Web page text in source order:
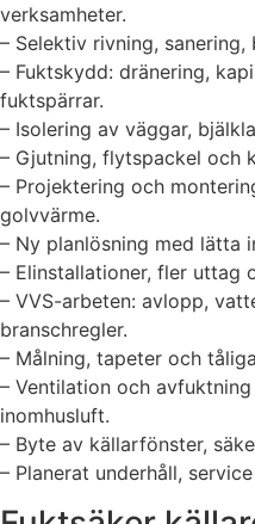
verksamheter.
– Selektiv rivning,
– Fuktskydd: dränering,
fuktspärrar.
– Isolering av väggar,
– Gjutning, flytspackel och
– Projektering och
golvvärme.
– Ny planlösning med lätta
– Elinstallationer, fler uttag
– VVS-arbeten: avlopp,
branschregler.
– Målning, tapeter och
– Ventilation och
inomhusluft.
– Byte av källarfönster,
– Planerat underhåll,